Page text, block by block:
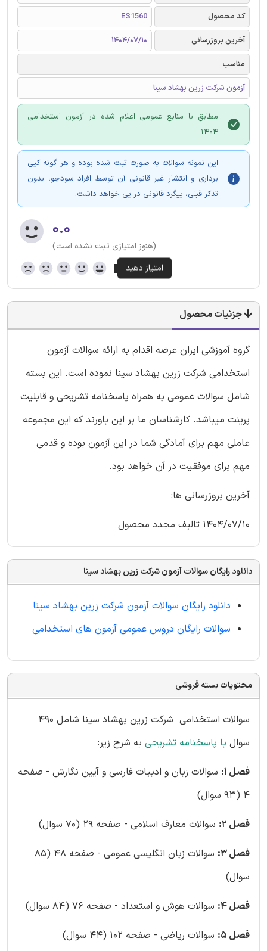
کد محصول
ES1560
آخرین بروزرسانی
1404/07/10
مناسب
آزمون شرکت زرین بهشاد سینا
مطابق با منابع عمومی اعلام شده در آزمون استخدامی
1404
این نمونه سوالات به صورت ثبت شده بوده و هر گونه کپی
برداری و انتشار غیر قانونی آن توسط افراد سودجو، بدون
تذکر قبلی، پیگرد قانونی در پی خواهد داشت.
۰.۰
(هنوز امتیازی ثبت نشده است)
جزئیات محصول
گروه آموزشی ایران عرضه اقدام به ارائه سوالات آزمون
استخدامی شرکت زرین بهشاد سینا نموده است. این بسته
شامل سوالات عمومی به همراه پاسخنامه تشریحی و قابلیت
پرینت میباشد. کارشناسان ما بر این باورند که این مجموعه
عاملی مهم برای آمادگی شما در این آزمون بوده و قدمی
مهم برای موفقیت در آن خواهد بود.
آخرین بروزرسانی ها:
1404/07/10 تالیف مجدد محصول
دانلود رایگان سوالات آزمون شرکت زرین بهشاد سینا
دانلود رایگان سوالات آزمون شرکت زرین بهشاد سینا
سوالات رایگان دروس عمومی آزمون های استخدامی
محتویات بسته فروشی
سوالات استخدامی شرکت زرین بهشاد سینا شامل 490
سوال با پاسخنامه تشریحی به شرح زیر:
فصل 1:
سوالات زبان و ادبیات فارسی و آیین نگارش - صفحه
4 (93 سوال)
فصل 2: سوالات معارف اسلامی - صفحه 29 (70 سوال)
فصل 3:
سوالات زبان انگلیسی عمومی - صفحه 48 (85
سوال)
فصل 4: سوالات هوش و استعداد - صفحه 76 (84 سوال)
فصل 5: سوالات ریاضی - صفحه 102 (44 سوال)